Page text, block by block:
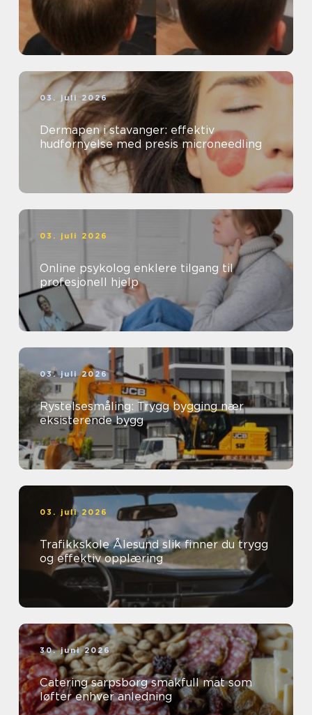
03. juli 2026
Dermapen i stavanger: effektiv
hudfornyelse med presis microneedling
03. juli 2026
Online psykolog enklere tilgang til
profesjonell hjelp
03. juli 2026
Rystelsesmåling: Trygg bygging nær
eksisterende bygg
03. juli 2026
Trafikkskole Ålesund slik finner du trygg
og effektiv opplæring
30. juni 2026
Catering sarpsborg smakfull mat som
løfter enhver anledning